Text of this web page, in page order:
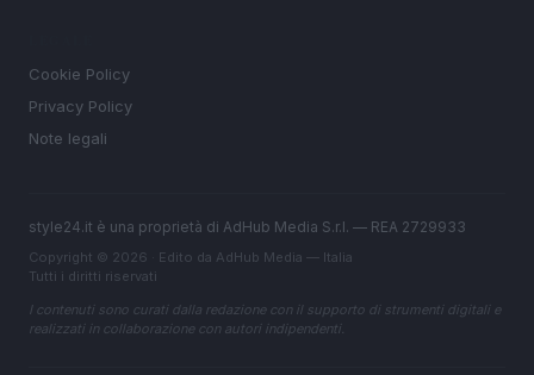
Cookie Policy
Privacy Policy
Note legali
style24.it è una proprietà di AdHub Media S.r.l. — REA 2729933
Copyright © 2026 · Edito da AdHub Media — Italia
Tutti i diritti riservati
I contenuti sono curati dalla redazione con il supporto di strumenti digitali e
realizzati in collaborazione con autori indipendenti.